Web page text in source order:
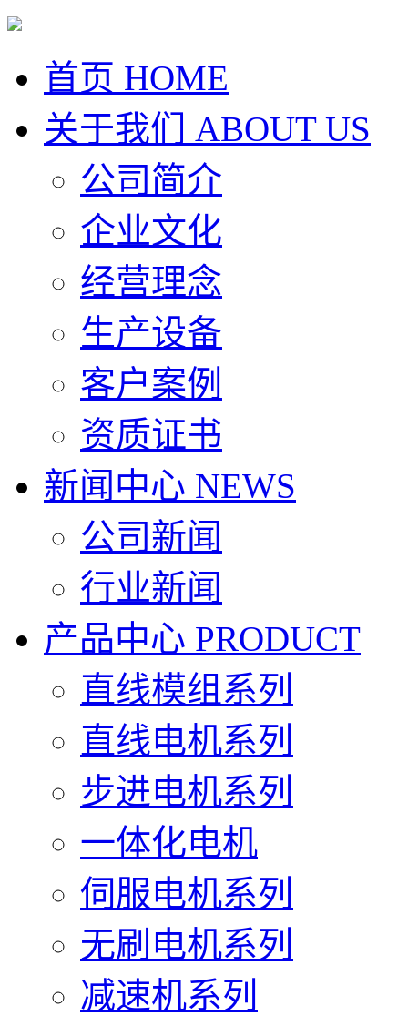
首页 HOME
关于我们
ABOUT US
公司简介
企业文化
经营理念
生产设备
客户案例
资质证书
新闻中心 NEWS
公司新闻
行业新闻
产品中心 PRODUCT
直线模组系列
直线电机系列
步进电机系列
一体化电机
伺服电机系列
无刷电机系列
减速机系列